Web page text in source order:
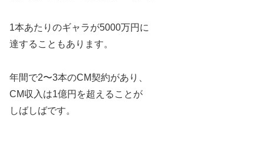
1本あたりのギャラが5000万円に
達することもあります。
年間で2〜3本のCM契約があり、
CM収入は1億円を超えることが
しばしばです。